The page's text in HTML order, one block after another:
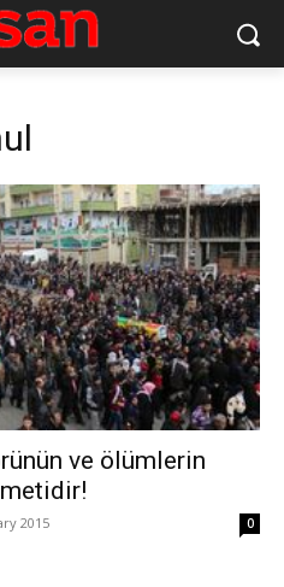
ve ölümlerin
2015 0